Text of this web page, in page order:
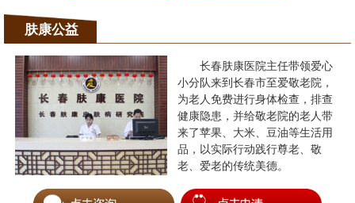
肤康公益
长春肤康医院主任带领爱心
小分队来到长春市至爱敬老院，
为老人免费进行身体检查，排查
健康隐患，并给敬老院的老人带
来了苹果、大米、豆油等生活用
品，以实际行动践行尊老、敬
老、爱老的传统美德。